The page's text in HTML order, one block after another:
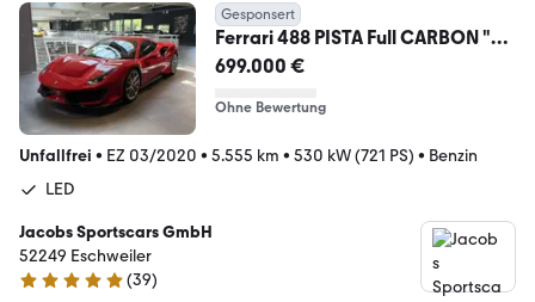
Gesponsert
Ferrari 488 PISTA Full CARBON "No
Stripe ! " Lift Kamr.
699.000 €
Ohne Bewertung
Unfallfrei • EZ 03/2020 • 5.555 km • 530 kW (721 PS) • Benzin
LED
Jacobs Sportscars GmbH
52249 Eschweiler
4.8 Sterne
(39)